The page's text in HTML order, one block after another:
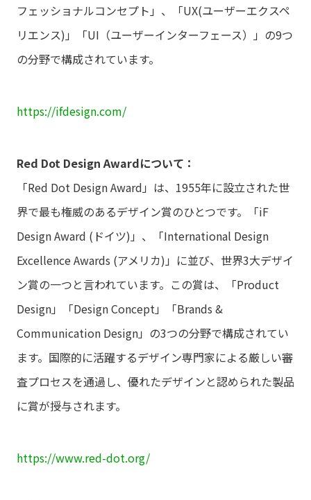
フェッショナルコンセプト」、「UX(ユーザーエクスペ
リエンス)」「UI（ユーザーインターフェース）」の9つ
の分野で構成されています。
https://ifdesign.com/
Red Dot Design Awardについて：
「Red Dot Design Award」は、1955年に設立された世
界で最も権威のあるデザイン賞のひとつです。「iF
Design Award (ドイツ)」、「International Design
Excellence Awards (アメリカ)」に並び、世界3大デザイ
ン賞の一つと言われています。この賞は、「Product
Design」「Design Concept」「Brands &
Communication Design」の3つの分野で構成されてい
ます。国際的に活躍するデザイン専門家による厳しい審
査プロセスを通過し、優れたデザインと認められた製品
に賞が授与されます。
https://www.red-dot.org/